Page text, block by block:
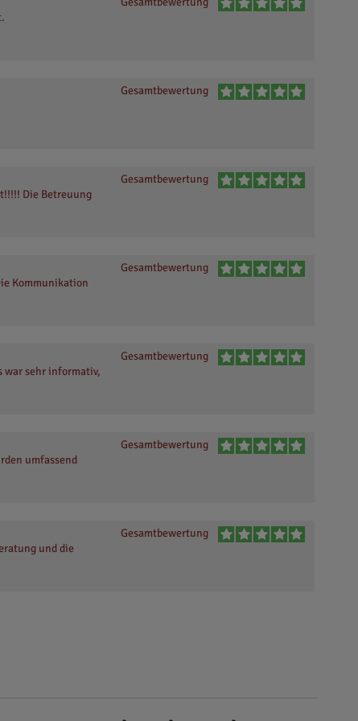
Gesamtbewertung
Gesamtbewertung
Die Betreuung
Gesamtbewertung
Kommunikation
Gesamtbewertung
war sehr informativ,
Gesamtbewertung
umfassend
Gesamtbewertung
und die